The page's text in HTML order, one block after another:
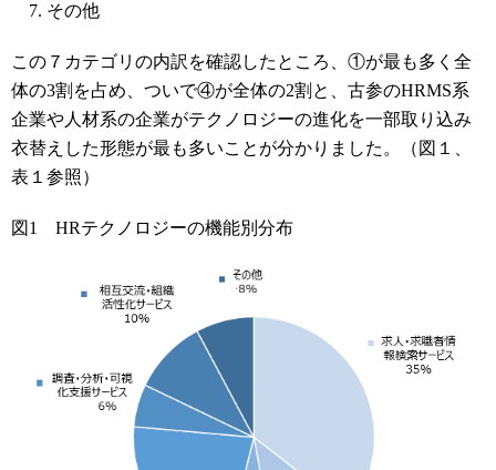
その他
この７カテゴリの内訳を確認したところ、①が最も多く全
体の3割を占め、ついで④が全体の2割と、古参のHRMS系
企業や人材系の企業がテクノロジーの進化を一部取り込み
衣替えした形態が最も多いことが分かりました。（図１、
表１参照）
図1 HRテクノロジーの機能別分布